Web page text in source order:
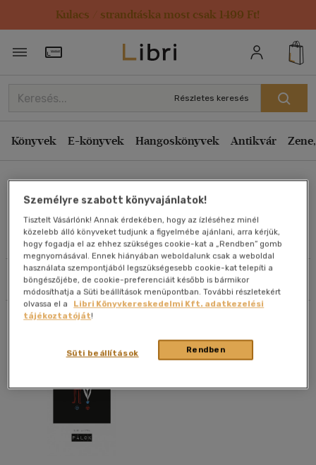
Kulacs / strandtáska most csak 1499 Ft!
Törzsvásárlói Kártya adatai
Részletes keresés
Könyvek E-könyvek Hangoskönyvek Antikvár
Művei
Szűrés Rendezés
Rendezés
Kiadás éve szerint csökkenő
Ár szerint csökkenő
Eladott darabszám szerint csökkenő
Eladott darabszám szerint növekvő
Cím szerint A-Z
Szerző szerint A-Z
Megjelenítés
20 db / oldal
Alkalmaz
Személyre szabott könyvajánlatok!
Tisztelt Vásárlónk! Annak érdekében, hogy az ízléséhez minél
közelebb álló könyveket tudjunk a figyelmébe ajánlani, arra kérjük,
hogy fogadja el az ehhez szükséges cookie-kat a „Rendben” gomb
megnyomásával. Ennek hiányában weboldalunk csak a weboldal
használata szempontjából legszükségesebb cookie-kat telepíti a
böngészőjébe, de cookie-preferenciáit később is bármikor
módosíthatja a Süti beállítások menüpontban. További részletekért
olvassa el a
Libri Könyvkereskedelmi Kft. adatkezelési
tájékoztatóját!
Rendben
Süti beállítások